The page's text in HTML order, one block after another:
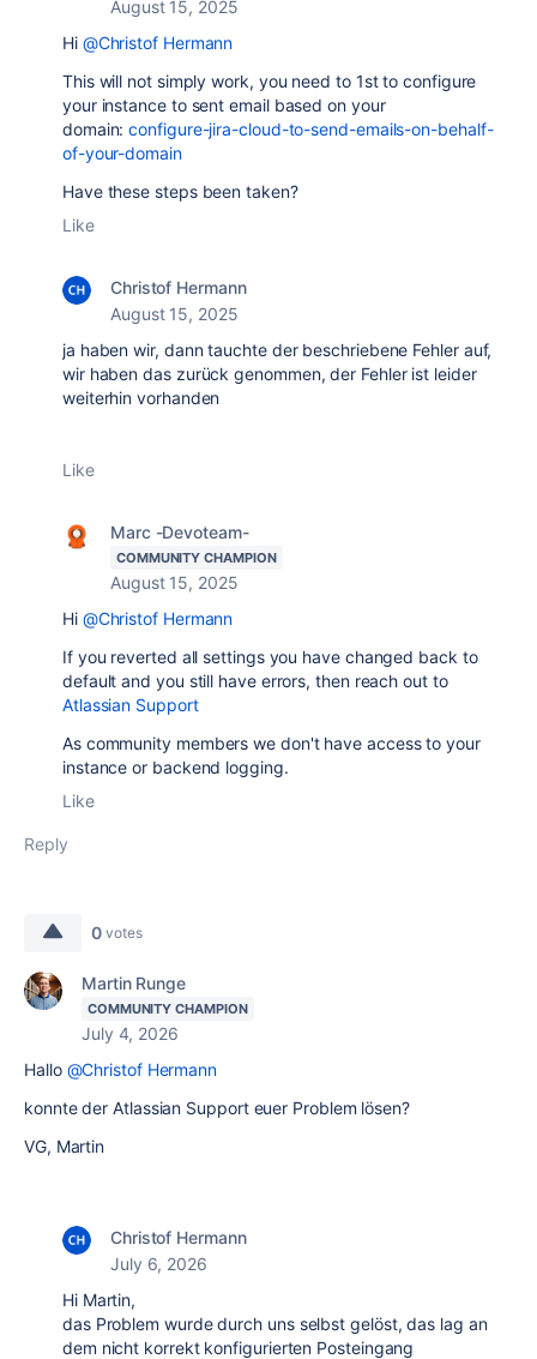
August 15, 2025
Hi @Christof Hermann
This will not simply work, you need to 1st to configure
your instance to sent email based on your
domain:configure-jira-cloud-to-send-emails-on-behalf-
of-your-domain
Have these steps been taken?
Like
Christof Hermann
August 15, 2025
ja haben wir, dann tauchte der beschriebene Fehler auf,
wir haben das zurück genommen, der Fehler ist leider
weiterhin vorhanden
Like
Marc -Devoteam-
COMMUNITY CHAMPION
August 15, 2025
Hi @Christof Hermann
If you reverted all settings you have changed back to
default and you still have errors, then reach out to
Atlassian Support
As community members we don't have access to your
instance or backend logging.
Like
Reply
0 votes
Martin Runge
COMMUNITY CHAMPION
July 4, 2026
Hallo @Christof Hermann
konnte der Atlassian Support euer Problem lösen?
VG, Martin
Christof Hermann
July 6, 2026
Hi Martin,
das Problem wurde durch uns selbst gelöst, das lag an
dem nicht korrekt konfigurierten Posteingang